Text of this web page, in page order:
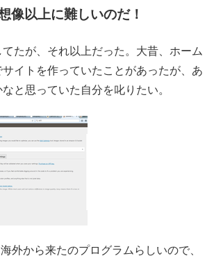
像以上に難しいのだ！
たが、それ以上だった。大昔、ホーム
イトを作っていたことがあったが、あ
と思っていた自分を叱りたい。
外から来たのプログラムらしいので、